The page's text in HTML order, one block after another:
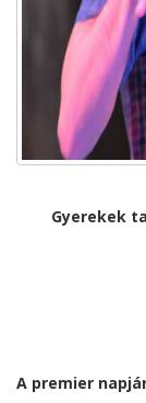
Gyerekek
A premier